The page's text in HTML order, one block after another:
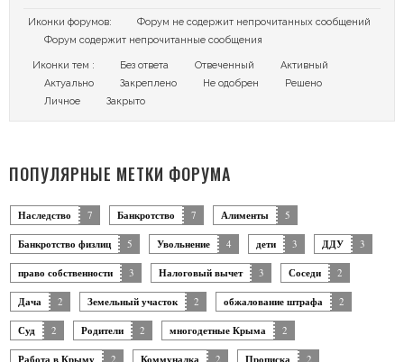
Иконки форумов:
Форум не содержит непрочитанных сообщений
Форум содержит непрочитанные сообщения
Иконки тем : Без ответа Отвеченный
Активный
Актуально
Закреплено Не одобрен
Решено
Личное
Закрыто
ПОПУЛЯРНЫЕ МЕТКИ ФОРУМА
Наследство 7 Банкротство 7 Алименты 5
Банкротство физлиц 5 Увольнение 4 дети 3 ДДУ 3
право собственности 3 Налоговый вычет 3 Соседи 2
Дача 2 Земельный участок 2 обжалование штрафа 2
Суд 2 Родители 2 многодетные Крыма 2
2 2 2